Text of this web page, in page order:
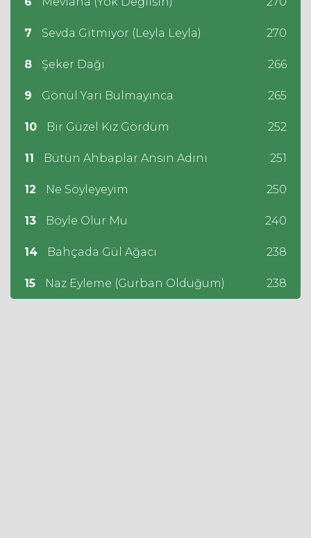
7 Sevda Gitmiyor (Leyla Leyla) 270
8 Şeker Dağı 266
9 Gönül Yari Bulmayınca 265
10 Bir Güzel Kız Gördüm 252
11 Bütün Ahbaplar Ansın Adını 251
12 Ne Söyleyeyim 250
13 Böyle Olur Mu 240
14 Bahçada Gül Ağacı 238
15 Naz Eyleme (Gurban Olduğum) 238